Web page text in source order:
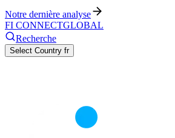
Notre dernière analyse
FI CONNECTGLOBAL
Recherche
Select Country fr